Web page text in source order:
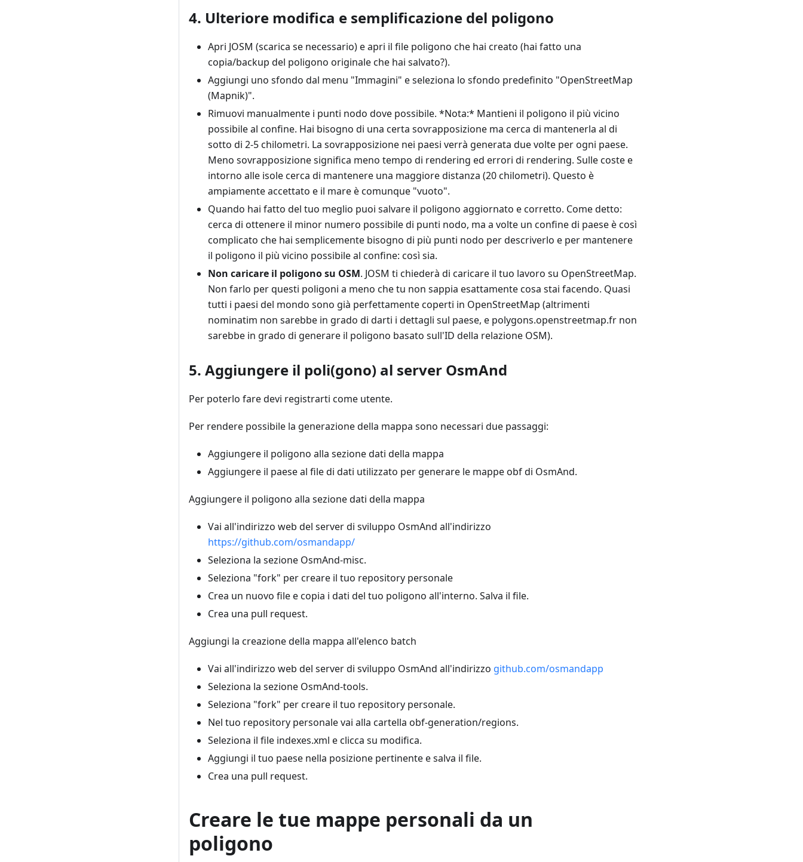
4. Ulteriore modifica e semplificazione del poligono
Apri JOSM (scarica se necessario) e apri il file poligono che hai creato (hai fatto una
copia/backup del poligono originale che hai salvato?).
Aggiungi uno sfondo dal menu "Immagini" e seleziona lo sfondo predefinito "OpenStreetMap
(Mapnik)".
Rimuovi manualmente i punti nodo dove possibile. *Nota:* Mantieni il poligono il più vicino
possibile al confine. Hai bisogno di una certa sovrapposizione ma cerca di mantenerla al di
sotto di 2-5 chilometri. La sovrapposizione nei paesi verrà generata due volte per ogni paese.
Meno sovrapposizione significa meno tempo di rendering ed errori di rendering. Sulle coste e
intorno alle isole cerca di mantenere una maggiore distanza (20 chilometri). Questo è
ampiamente accettato e il mare è comunque "vuoto".
Quando hai fatto del tuo meglio puoi salvare il poligono aggiornato e corretto. Come detto:
cerca di ottenere il minor numero possibile di punti nodo, ma a volte un confine di paese è così
complicato che hai semplicemente bisogno di più punti nodo per descriverlo e per mantenere
il poligono il più vicino possibile al confine: così sia.
Non caricare il poligono su OSM. JOSM ti chiederà di caricare il tuo lavoro su OpenStreetMap.
Non farlo per questi poligoni a meno che tu non sappia esattamente cosa stai facendo. Quasi
tutti i paesi del mondo sono già perfettamente coperti in OpenStreetMap (altrimenti
nominatim non sarebbe in grado di darti i dettagli sul paese, e polygons.openstreetmap.fr non
sarebbe in grado di generare il poligono basato sull'ID della relazione OSM).
5. Aggiungere il poli(gono) al server OsmAnd
Per poterlo fare devi registrarti come utente.
Per rendere possibile la generazione della mappa sono necessari due passaggi:
Aggiungere il poligono alla sezione dati della mappa
Aggiungere il paese al file di dati utilizzato per generare le mappe obf di OsmAnd.
Aggiungere il poligono alla sezione dati della mappa
Vai all'indirizzo web del server di sviluppo OsmAnd all'indirizzo
https://github.com/osmandapp/
Seleziona la sezione OsmAnd-misc.
Seleziona "fork" per creare il tuo repository personale
Crea un nuovo file e copia i dati del tuo poligono all'interno. Salva il file.
Crea una pull request.
Aggiungi la creazione della mappa all'elenco batch
Vai all'indirizzo web del server di sviluppo OsmAnd all'indirizzo github.com/osmandapp
Seleziona la sezione OsmAnd-tools.
Seleziona "fork" per creare il tuo repository personale.
Nel tuo repository personale vai alla cartella obf-generation/regions.
Seleziona il file indexes.xml e clicca su modifica.
Aggiungi il tuo paese nella posizione pertinente e salva il file.
Crea una pull request.
Creare le tue mappe personali da un
poligono